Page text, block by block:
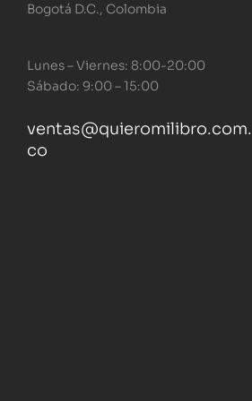
Bogotá D.C., Colombia
Lunes – Viernes: 8:00-20:00
Sábado: 9:00 – 15:00
ventas@quieromilibro.com.
co